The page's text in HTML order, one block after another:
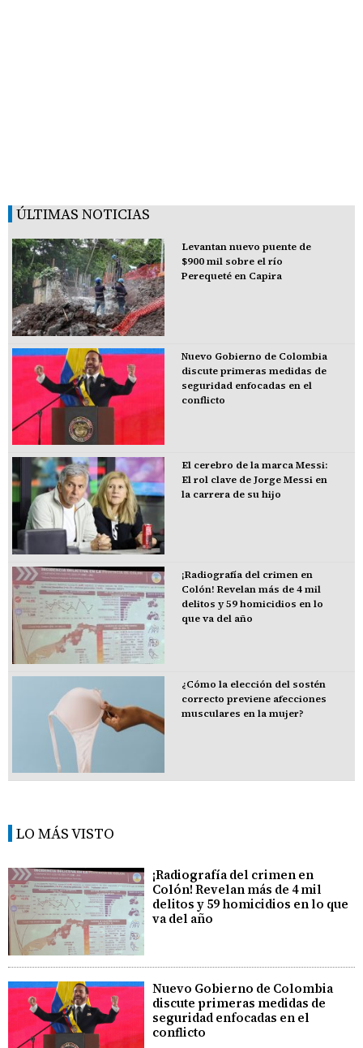
ÚLTIMAS NOTICIAS
Levantan nuevo puente de
$900 mil sobre el río
Perequeté en Capira
Nuevo Gobierno de Colombia
discute primeras medidas de
seguridad enfocadas en el
conflicto
El cerebro de la marca Messi:
El rol clave de Jorge Messi en
la carrera de su hijo
¡Radiografía del crimen en
Colón! Revelan más de 4 mil
delitos y 59 homicidios en lo
que va del año
¿Cómo la elección del sostén
correcto previene afecciones
musculares en la mujer?
LO MÁS VISTO
¡Radiografía del crimen en
Colón! Revelan más de 4 mil
delitos y 59 homicidios en lo que
va del año
Nuevo Gobierno de Colombia
discute primeras medidas de
seguridad enfocadas en el
conflicto